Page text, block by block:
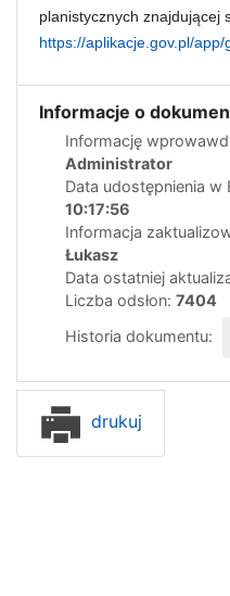
planistycznych znajdującej
https://aplikacje.gov.pl/
Informacje o
Informację
Administrator
Data udostępnienia w
10:17:56
Informacja
Łukasz
Data ostatniej
Liczba odsłon: 7404
Historia dokumentu:
drukuj